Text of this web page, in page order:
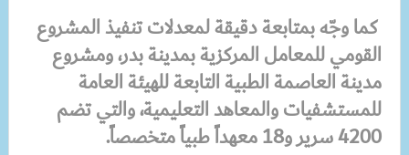
كما وجّه بمتابعة دقيقة لمعدلات تنفيذ المشروع
القومي للمعامل المركزية بمدينة بدر، ومشروع
مدينة العاصمة الطبية التابعة للهيئة العامة
للمستشفيات والمعاهد التعليمية، والتي تضم
4200 سرير و18 معهداً طبياً متخصصاً.